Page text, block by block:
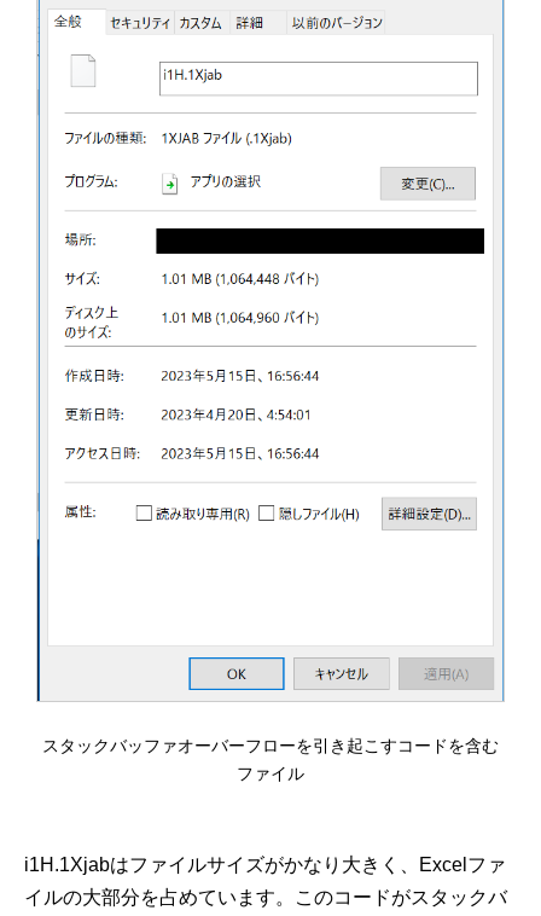
スタックバッファオーバーフローを引き起こすコードを含む
ファイル
i1H.1Xjabはファイルサイズがかなり大きく、Excelファ
イルの大部分を占めています。このコードがスタックバ